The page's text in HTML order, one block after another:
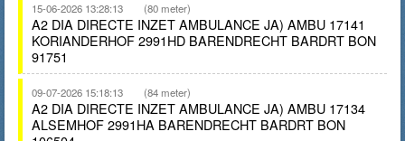
15-06-2026 13:28:13 (80 meter)
A2 DIA DIRECTE INZET AMBULANCE JA) AMBU 17141
KORIANDERHOF 2991HD BARENDRECHT BARDRT BON
91751
09-07-2026 15:18:13 (84 meter)
A2 DIA DIRECTE INZET AMBULANCE JA) AMBU 17134
ALSEMHOF 2991HA BARENDRECHT BARDRT BON